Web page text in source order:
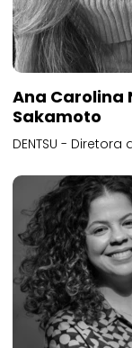
Ana Carolina
Sakamoto
DENTSU -